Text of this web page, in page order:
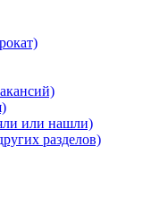
или нашли)
разделов)